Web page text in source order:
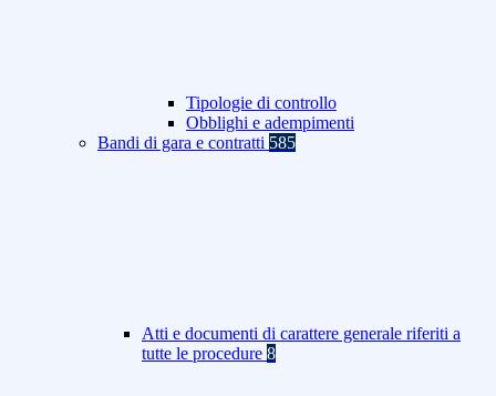
Tipologie di controllo
Obblighi e adempimenti
Bandi di gara e contratti 585
Atti e documenti di carattere generale riferiti a
tutte le procedure 8